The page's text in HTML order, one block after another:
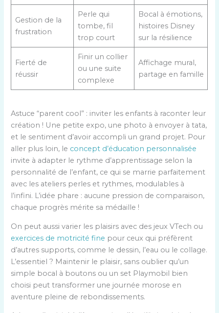
Gestion de la
frustration
Perle qui
tombe, fil
trop court
Bocal à émotions,
histoires Disney
sur la résilience
Fierté de
réussir
Finir un collier
ou une suite
complexe
Affichage mural,
partage en famille
Astuce “parent cool” : inviter les enfants à raconter leur
création ! Une petite expo, une photo à envoyer à tata,
et le sentiment d’avoir accompli un grand projet. Pour
aller plus loin, le concept d’éducation personnalisée
invite à adapter le rythme d’apprentissage selon la
personnalité de l’enfant, ce qui se marrie parfaitement
avec les ateliers perles et rythmes, modulables à
l’infini. L’idée phare : aucune pression de comparaison,
chaque progrès mérite sa médaille !
On peut aussi varier les plaisirs avec des jeux VTech ou
exercices de motricité fine pour ceux qui préfèrent
d’autres supports, comme le dessin, l’eau ou le collage.
L’essentiel ? Maintenir le plaisir, sans oublier qu’un
simple bocal à boutons ou un set Playmobil bien
choisi peut transformer une journée morose en
aventure pleine de rebondissements.